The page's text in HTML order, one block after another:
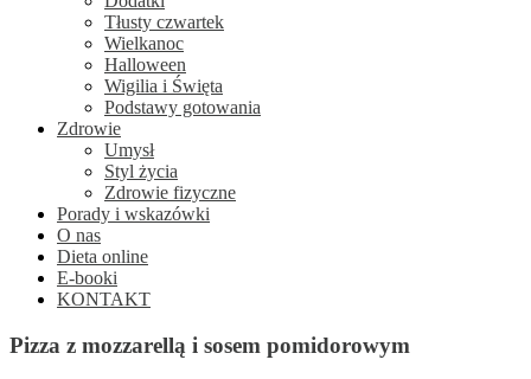
Tłusty czwartek
Wielkanoc
Halloween
Wigilia i Święta
Podstawy gotowania
Zdrowie
Umysł
Styl życia
Zdrowie fizyczne
Porady i wskazówki
O nas
Dieta online
E-booki
KONTAKT
Pizza z mozzarellą i sosem pomidorowym